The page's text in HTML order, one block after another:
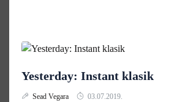
Yesterday: Instant klasik
Sead Vegara 03.07.2019.